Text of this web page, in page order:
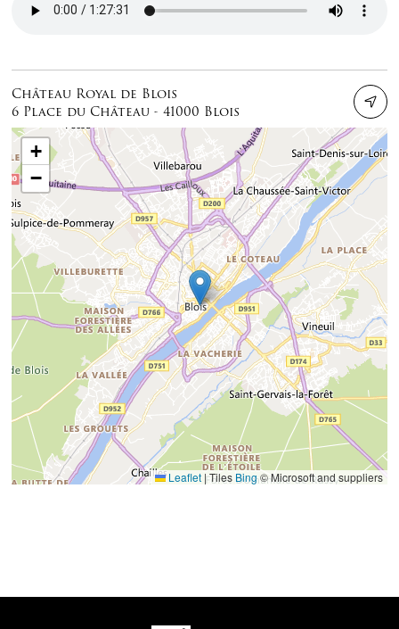
Château Royal de Blois
6 Place du Château - 41000 Blois
+
−
Leaflet |Tiles Bing© Microsoft and suppliers